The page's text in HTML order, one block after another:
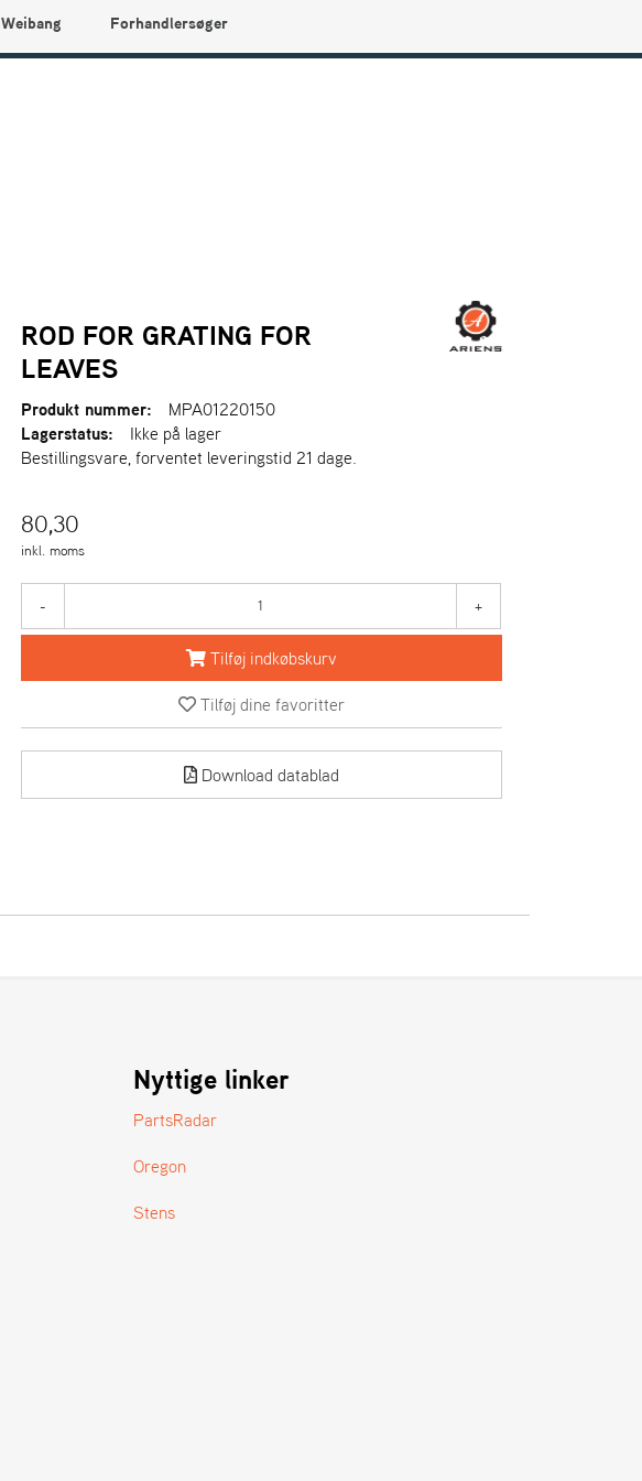
Weibang Forhandlersøger
ROD FOR GRATING FOR
LEAVES
Produkt nummer:
MPA01220150
Lagerstatus:
Ikke på lager
Bestillingsvare, forventet leveringstid 21 dage.
80,30
inkl. moms
- +
Tilføj indkøbskurv
Tilføj dine favoritter
Download datablad
Nyttige linker
PartsRadar
Oregon
Stens